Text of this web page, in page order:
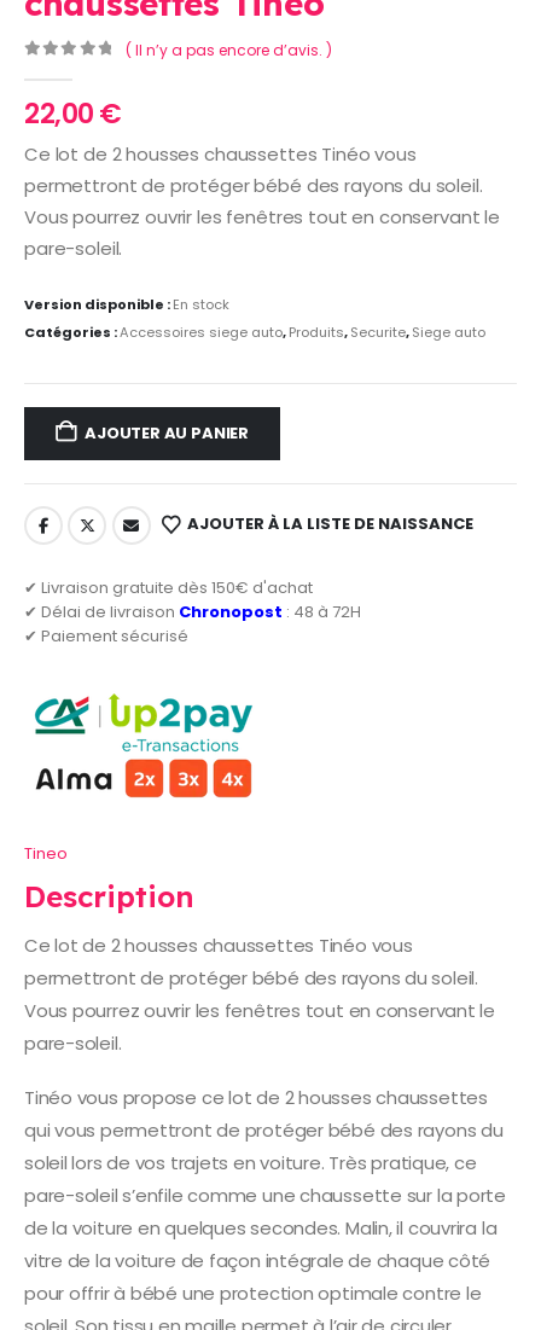
( Il n’y a pas encore d’avis. )
22,00€
Ce lot de 2 housses chaussettes Tinéo vous
permettront de protéger bébé des rayons du soleil.
Vous pourrez ouvrir les fenêtres tout en conservant le
pare-soleil.
Version disponible :En stock
Catégories :Accessoires siege auto,Produits,Securite,Siege auto
AJOUTER AU PANIER
AJOUTER À LA LISTE DE NAISSANCE
✔ Livraison gratuite dès 150€ d'achat
✔ Délai de livraison Chronopost : 48 à 72H
✔ Paiement sécurisé
Tineo
Description
Ce lot de 2 housses chaussettes Tinéo vous
permettront de protéger bébé des rayons du soleil.
Vous pourrez ouvrir les fenêtres tout en conservant le
pare-soleil.
Tinéo vous propose ce lot de 2 housses chaussettes
qui vous permettront de protéger bébé des rayons du
soleil lors de vos trajets en voiture. Très pratique, ce
pare-soleil s’enfile comme une chaussette sur la porte
de la voiture en quelques secondes. Malin, il couvrira la
vitre de la voiture de façon intégrale de chaque côté
pour offrir à bébé une protection optimale contre le